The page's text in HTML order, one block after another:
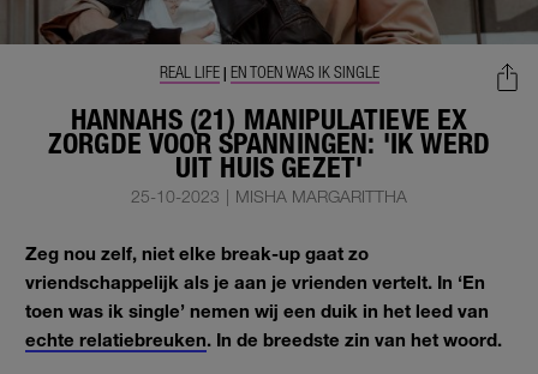
HANNAHS (21) MANIPULATIEVE EX
ZORGDE VOOR SPANNINGEN: 'IK WERD
UIT HUIS GEZET'
REAL LIFE| EN TOEN WAS IK SINGLE
25-10-2023 | MISHA MARGARITTHA
Zeg nou zelf, niet elke break-up gaat zo
vriendschappelijk als je aan je vrienden vertelt. In ‘En
toen was ik single’ nemen wij een duik in het leed van
echte relatiebreuken. In de breedste zin van het woord.